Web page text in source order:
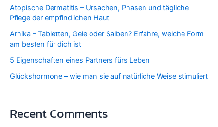
Atopische Dermatitis – Ursachen, Phasen und tägliche
Pflege der empfindlichen Haut
Arnika – Tabletten, Gele oder Salben? Erfahre, welche Form
am besten für dich ist
5 Eigenschaften eines Partners fürs Leben
Glückshormone – wie man sie auf natürliche Weise stimuliert
Recent Comments